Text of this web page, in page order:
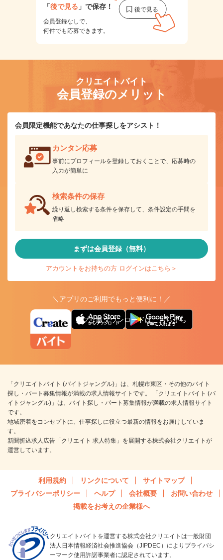
「後で見る 」で保存！
会員登録なしで、
何件でも応募できます。
クリエイトバイト
会員登録のメリット
会員限定機能であなたの仕事探しをアシスト！
カンタン応募
事前にプロフィールを登録しておくことで、応募時の
入力が簡単に
検索条件の保存
繰り返し検索する条件を保存して、条件設定の手間を
省略
まずは会員登録（無料）
アカウントをお持ちの方 ログインはこちら＞
＼アプリのご利用でもっと便利に！／
アプリ版ダウンロードはこちらから
「クリエイトバイト (バイトジャングル)」は、札幌市東区・その他のバイト
探し・パート募集情報が満載の求人情報サイトです。 「クリエイトバイト (バ
イトジャングル)」は、バイト探し・パート募集情報が満載の求人情報サイト
です。
地域密着をコンセプトに、仕事探しに役立つ最新の情報をお届けしていま
す。
新聞折込求人広告「クリエイト 求人特集」を展開する株式会社クリエイトが
運営しています。
利用規約 リンクについて
サイトマップ
プライバシーポリシー
ヘルプ 会社概要
お問い合わせ
掲載をお考えの企業様へ
クリエイトバイトを運営する株式会社クリエイトは一般財団
法人日本情報経済社会推進協会（JIPDEC）によりプライバシ
ーマーク使用許諾事業者に認定されています。